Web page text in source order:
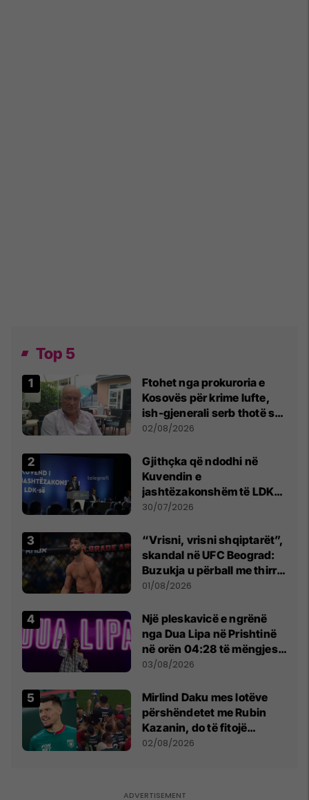
Top 5
Ftohet nga prokuroria e
Kosovës për krime lufte,
ish-gjenerali serb thotë se
dikush e tradhtoi në
02/08/2026
Gjithçka që ndodhi në
Kuvendin e
jashtëzakonshëm të LDK-
së
30/07/2026
“Vrisni, vrisni shqiptarët”,
skandal në UFC Beograd:
Buzukja u përball me thirrje
anti-shqiptare nga
01/08/2026
Një pleskavicë e ngrënë
nga Dua Lipa në Prishtinë
në orën 04:28 të mëngjesit
- dhe bota digjitale serbe
03/08/2026
Mirlind Daku mes lotëve
përshëndetet me Rubin
Kazanin, do të fitojë
miliona te Spartak Moska
02/08/2026